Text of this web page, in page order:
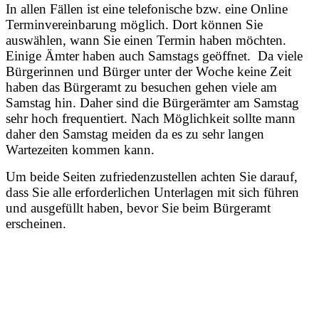
In allen Fällen ist eine telefonische bzw. eine Online
Terminvereinbarung möglich. Dort können Sie
auswählen, wann Sie einen Termin haben möchten.
Einige Ämter haben auch Samstags geöffnet. Da viele
Bürgerinnen und Bürger unter der Woche keine Zeit
haben das Bürgeramt zu besuchen gehen viele am
Samstag hin. Daher sind die Bürgerämter am Samstag
sehr hoch frequentiert. Nach Möglichkeit sollte mann
daher den Samstag meiden da es zu sehr langen
Wartezeiten kommen kann.
Um beide Seiten zufriedenzustellen achten Sie darauf,
dass Sie alle erforderlichen Unterlagen mit sich führen
und ausgefüllt haben, bevor Sie beim Bürgeramt
erscheinen.